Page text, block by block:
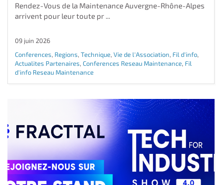
Rendez-Vous de la Maintenance Auvergne-Rhône-Alpes
arrivent pour leur toute pr ...
09 juin 2026
Conferences, Regions, Technique, Vie de l'Association, Fil d'info,
Actualites Partenaires, Conferences Reseau Maintenance, Fil
d'info Reseau Maintenance